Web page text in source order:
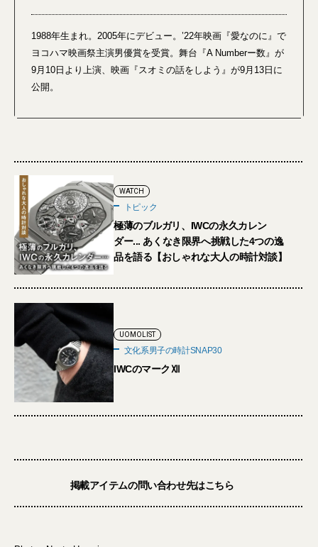
1988年生まれ。2005年にデビュー。’22年映画『愛なのに』で
ヨコハマ映画祭主演男優賞を受賞。舞台『A Numberー数』が
9月10日より上演、映画『スオミの話をしよう』が9月13日に
公開。
WATCH
トピック
極薄のブルガリ、IWCの永久カレン
ダー... あくなき限界へ挑戦した4つの逸
品を語る【おしゃれな大人の時計対談】
UOMOLIST
文化系男子の時計SNAP30
IWCのマークⅫ
掲載アイテムの問い合わせ先はこちら